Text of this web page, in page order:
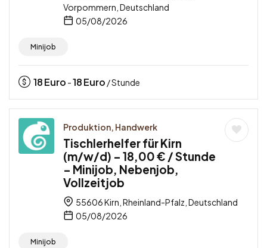
Vorpommern, Deutschland
05/08/2026
Minijob
18Euro -18Euro / Stunde
Produktion, Handwerk
Tischlerhelfer für Kirn
(m/w/d) – 18,00 € / Stunde
– Minijob, Nebenjob,
Vollzeitjob
55606 Kirn, Rheinland-Pfalz, Deutschland
05/08/2026
Minijob